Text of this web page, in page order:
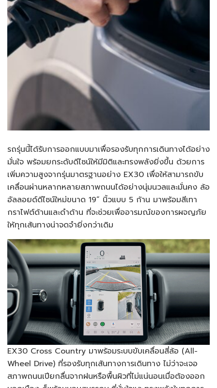
รถรุ่นนี้ได้รับการออกแบบมาเพื่อรองรับทุกการเดินทางได้อย่าง
มั่นใจ พร้อมยกระดับดีไซน์ให้มีมิติและทรงพลังยิ่งขึ้น ด้วยการ
เพิ่มความสูงจากรุ่นมาตรฐานอย่าง EX30 เพื่อให้สามารถขับ
เคลื่อนผ่านหลากหลายสภาพถนนได้อย่างนุ่มนวลและมั่นคง ล้อ
อัลลอยด์ดีไซน์ใหม่ขนาด 19” นิ้วแบบ 5 ก้าน มาพร้อมสีเทา
กราไฟต์ด้านและดำด้าน ที่จะช่วยเพื่ออารมณ์ของการผจญภัย
ให้ทุกเส้นทางน่าจดจำยิ่งกว่าเดิม
EX30 Cross Country มาพร้อมระบบขับเคลื่อนสี่ล้อ (All-
Wheel Drive) ที่รองรับทุกเส้นทางการเดินทาง ไม่ว่าจะเจอ
สภาพถนนเปียกลื่นจากฝนหรือพื้นผิวที่ไม่แน่นอนเมื่อต้องออก